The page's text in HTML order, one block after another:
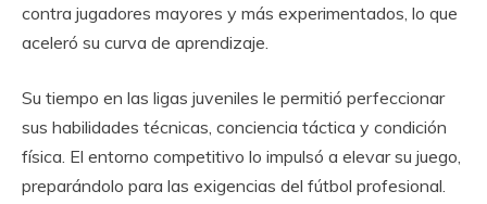
contra jugadores mayores y más experimentados, lo que
aceleró su curva de aprendizaje.
Su tiempo en las ligas juveniles le permitió perfeccionar
sus habilidades técnicas, conciencia táctica y condición
física. El entorno competitivo lo impulsó a elevar su juego,
preparándolo para las exigencias del fútbol profesional.